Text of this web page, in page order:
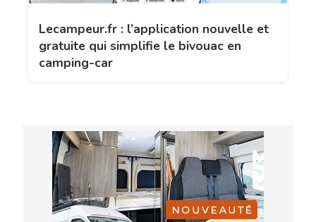
Lecampeur.fr : l’application nouvelle et
gratuite qui simplifie le bivouac en
camping-car